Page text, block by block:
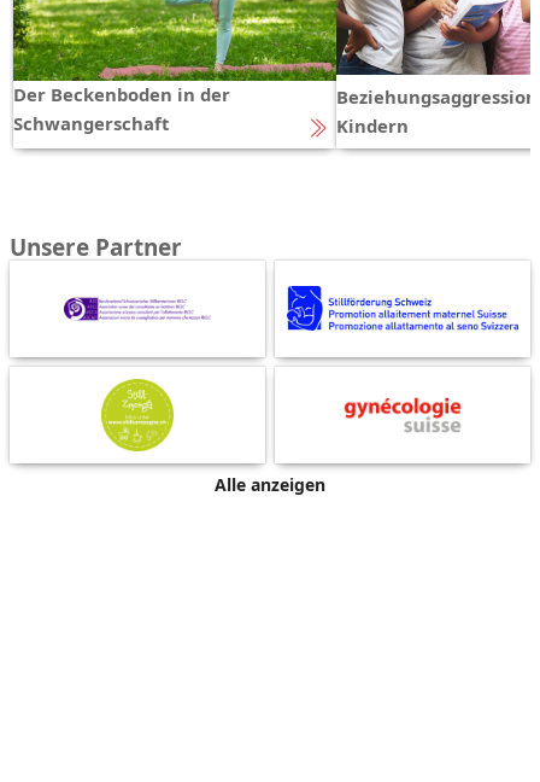
Der Beckenboden in der
Schwangerschaft
Kindern
Unsere Partner
Alle anzeigen